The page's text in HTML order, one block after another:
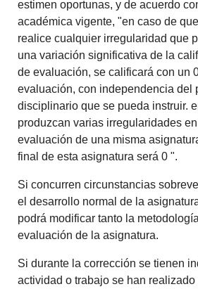
estimen oportunas, y de acuerdo
académica vigente, "en caso de
realice cualquier irregularidad que
una variación significativa de la
de evaluación, se calificará con un
evaluación, con independencia del
disciplinario que se pueda instruir.
produzcan varias irregularidades
evaluación de una misma
final de esta asignatura será 0 ".
Si concurren circunstancias
el desarrollo normal de la
podrá modificar tanto la
evaluación de la asignatura.
Si durante la corrección se tienen
actividad o trabajo se han